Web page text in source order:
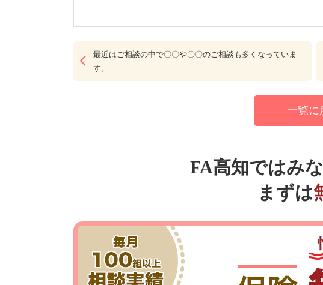
最近はご相談の中で〇〇や〇〇のご相談も多くなっていま
す。
一覧に
FA高知ではみ
まずは